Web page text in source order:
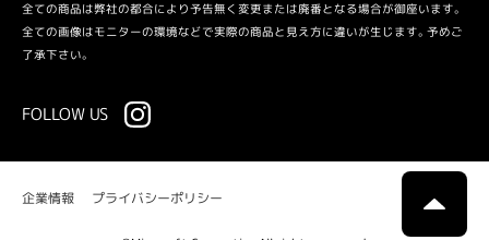
全ての商品は弊社の都合により予告無く変更または廃番となる場合が御座います。
全ての画像はモニターの環境などで実際の商品と見え方に違いが生じます。予めご
了承下さい。
FOLLOW US
企業情報 プライバシーポリシー